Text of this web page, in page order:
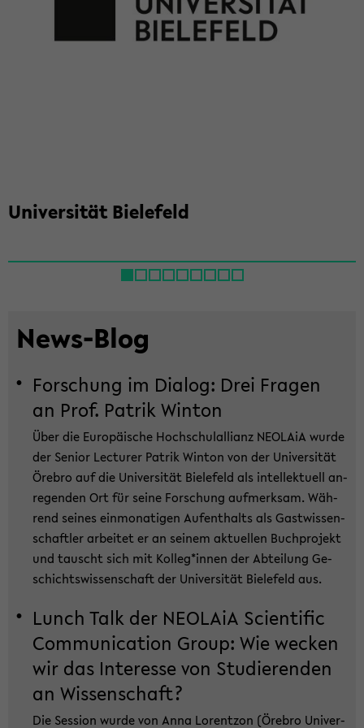
Uni­ver­si­tät Bie­le­feld
News-​Blog
For­schung im Dia­log: Drei Fra­gen
an Prof. Pa­trik Win­ton
Über die Eu­ro­päi­sche Hoch­schul­al­li­anz NEO­LA­iA wurde
der Se­ni­or Lec­tu­rer Pa­trik Win­ton von der Uni­ver­si­tät
Öre­bro auf die Uni­ver­si­tät Bie­le­feld als in­tel­lek­tu­ell an­
re­gen­den Ort für seine For­schung auf­merk­sam. Wäh­
rend sei­nes ein­mo­na­ti­gen Auf­ent­halts als Gast­wis­sen­
schaft­ler ar­bei­tet er an sei­nem ak­tu­el­len Buch­pro­jekt
und tauscht sich mit Kol­leg*innen der Ab­tei­lung Ge­
schichts­wis­sen­schaft der Uni­ver­si­tät Bie­le­feld aus.
Lunch Talk der NEO­LA­iA Sci­en­ti­fic
Com­mu­ni­ca­ti­on Group: Wie we­cken
wir das In­ter­es­se von Stu­die­ren­den
an Wis­sen­schaft?
Die Ses­si­on wurde von Anna Lo­rent­zon (Öre­bro Uni­ver­